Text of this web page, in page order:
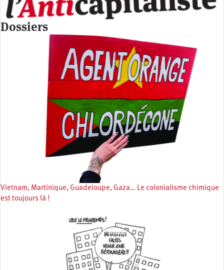
Dossiers
Vietnam, Martinique, Guadeloupe, Gaza… Le colonialisme chimique
est toujours là !